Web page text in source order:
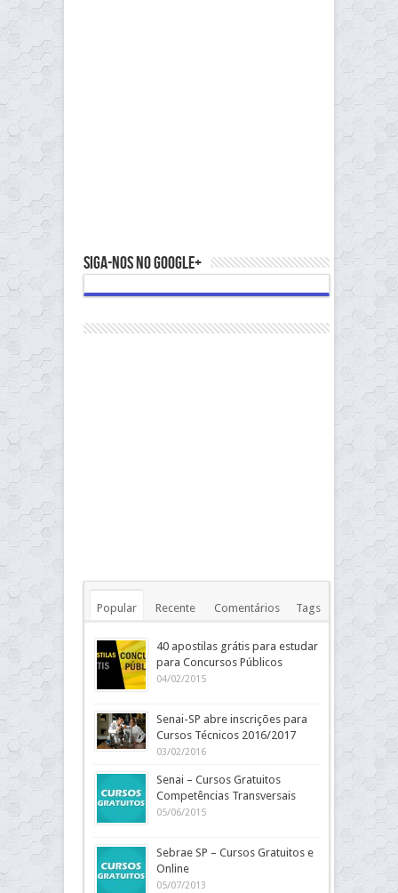
Siga-nos no Google+
Popular Recente Comentários Tags
40 apostilas grátis para estudar
para Concursos Públicos
04/02/2015
Senai-SP abre inscrições para
Cursos Técnicos 2016/2017
03/02/2016
Senai – Cursos Gratuitos
Competências Transversais
05/06/2015
Sebrae SP – Cursos Gratuitos e
Online
05/07/2013